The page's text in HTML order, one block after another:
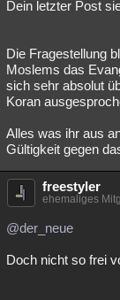
Dein letzter Post
Die Fragestellung
Moslems das
sich sehr absolut
Koran
Alles was ihr aus
Gültigkeit gegen
freestyler
ehemaliges
@der_neue
Doch nicht so frei